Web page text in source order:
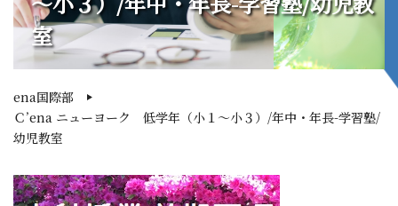
室
ena国際部
Ｃ’ena ニューヨーク 低学年（小１～小３）/年中・年長-学習塾/
幼児教室